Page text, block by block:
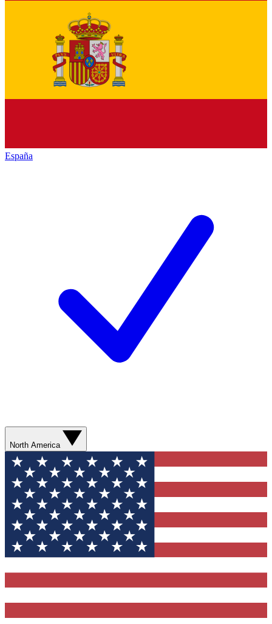
España
North America